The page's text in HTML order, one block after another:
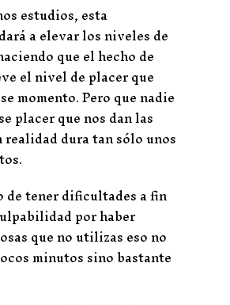
estudios, esta
a elevar los niveles de
que el hecho de
el nivel de placer que
momento. Pero que nadie
placer que nos dan las
realidad dura tan sólo unos
de tener dificultades a fin
por haber
que no utilizas eso no
minutos sino bastante